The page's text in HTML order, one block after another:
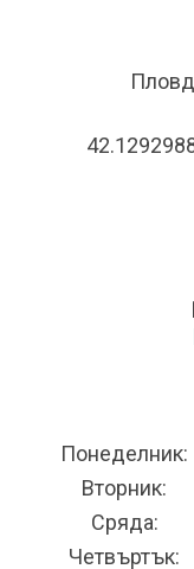
Понеделник:
Вторник:
Сряда:
Четвъртък: